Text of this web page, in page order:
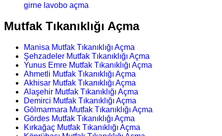
girne lavobo açma
Mutfak Tıkanıklığı Açma
Manisa Mutfak Tıkanıklığı Açma
Şehzadeler Mutfak Tıkanıklığı Açma
Yunus Emre Mutfak Tıkanıklığı Açma
Ahmetli Mutfak Tıkanıklığı Açma
Akhisar Mutfak Tıkanıklığı Açma
Alaşehir Mutfak Tıkanıklığı Açma
Demirci Mutfak Tıkanıklığı Açma
Gölmarmara Mutfak Tıkanıklığı Açma
Gördes Mutfak Tıkanıklığı Açma
Kırkağaç Mutfak Tıkanıklığı Açma